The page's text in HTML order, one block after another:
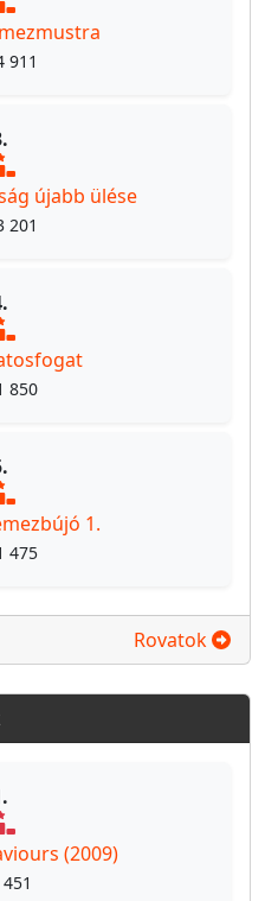
911
újabb ülése
201
850
1.
475
Rovatok
(2009)